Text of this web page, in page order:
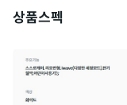
상품스펙